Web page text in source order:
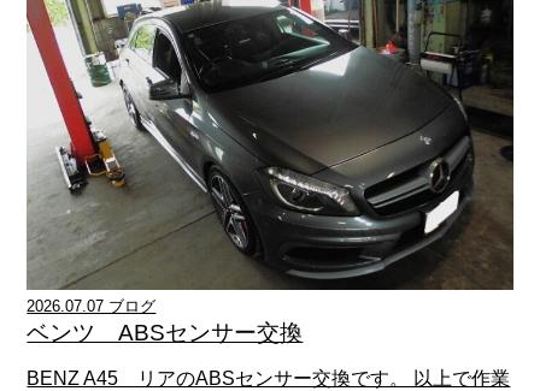
2026.07.07 ブログ
ベンツ ABSセンサー交換
BENZ A45 リアのABSセンサー交換です。 以上で作業